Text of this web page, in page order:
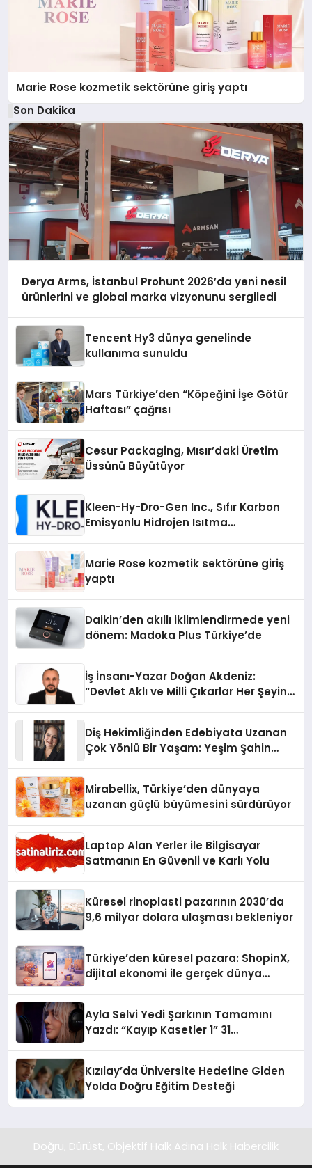
Marie Rose kozmetik sektörüne giriş yaptı
Son Dakika
Derya Arms, İstanbul Prohunt 2026’da yeni nesil
ürünlerini ve global marka vizyonunu sergiledi
Tencent Hy3 dünya genelinde
kullanıma sunuldu
Mars Türkiye’den “Köpeğini İşe Götür
Haftası” çağrısı
Cesur Packaging, Mısır’daki Üretim
Üssünü Büyütüyor
Kleen-Hy-Dro-Gen Inc., Sıfır Karbon
Emisyonlu Hidrojen Isıtma
Marie Rose kozmetik sektörüne giriş
yaptı
Daikin’den akıllı iklimlendirmede yeni
dönem: Madoka Plus Türkiye’de
İş İnsanı-Yazar Doğan Akdeniz:
“Devlet Aklı ve Milli Çıkarlar Her Şeyin
Diş Hekimliğinden Edebiyata Uzanan
Çok Yönlü Bir Yaşam: Yeşim Şahin
Mirabellix, Türkiye’den dünyaya
uzanan güçlü büyümesini sürdürüyor
Laptop Alan Yerler ile Bilgisayar
Satmanın En Güvenli ve Karlı Yolu
Küresel rinoplasti pazarının 2030’da
9,6 milyar dolara ulaşması bekleniyor
Türkiye’den küresel pazara: ShopinX,
dijital ekonomi ile gerçek dünya
Ayla Selvi Yedi Şarkının Tamamını
Yazdı: “Kayıp Kasetler 1” 31
Kızılay’da Üniversite Hedefine Giden
Yolda Doğru Eğitim Desteği
Doğru, Dürüst, Objektif Halk Adına Halk Habercilik